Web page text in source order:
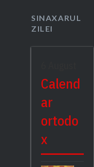
SINAXARUL
ZILEI
Calend
ar
ortodo
x